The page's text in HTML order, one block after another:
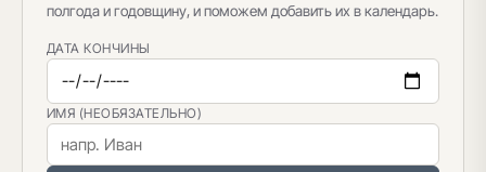
полгода и годовщину, и поможем добавить их в календарь.
ДАТА КОНЧИНЫ
ИМЯ (НЕОБЯЗАТЕЛЬНО)